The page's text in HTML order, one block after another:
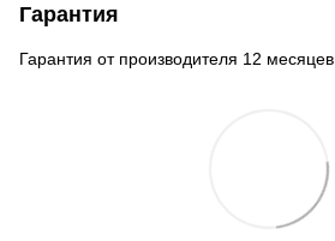
Гарантия
Гарантия от производителя 12 месяцев